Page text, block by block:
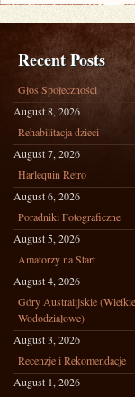
Recent Posts
Głos Społeczności
August 8, 2026
Rehabilitacja dzieci
August 7, 2026
Harlequin Retro
August 6, 2026
Poradniki Fotograficzne
August 5, 2026
Amatorzy na Start
August 4, 2026
Góry Australijskie
Wododziałowe)
August 3, 2026
Recenzje i Rekomendacje
August 1, 2026